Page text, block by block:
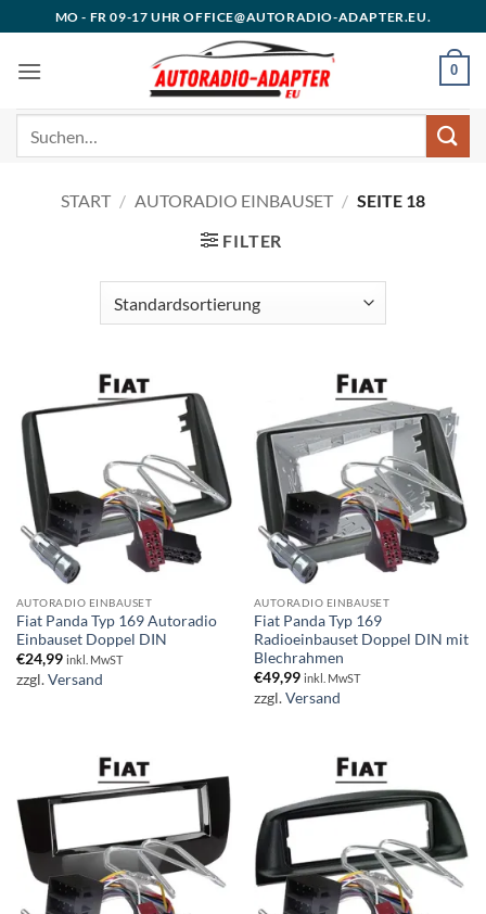
Inhalt
springen
MO - FR 09-17 UHR OFFICE@AUTORADIO-ADAPTER.EU.
0
START / AUTORADIO EINBAUSET / SEITE 18
FILTER
AUTORADIO EINBAUSET
Fiat Panda Typ 169 Autoradio
Einbauset Doppel DIN
€24,99 inkl. MwST
zzgl.Versand
AUTORADIO EINBAUSET
Fiat Panda Typ 169
Radioeinbauset Doppel DIN mit
Blechrahmen
€49,99 inkl. MwST
zzgl.Versand